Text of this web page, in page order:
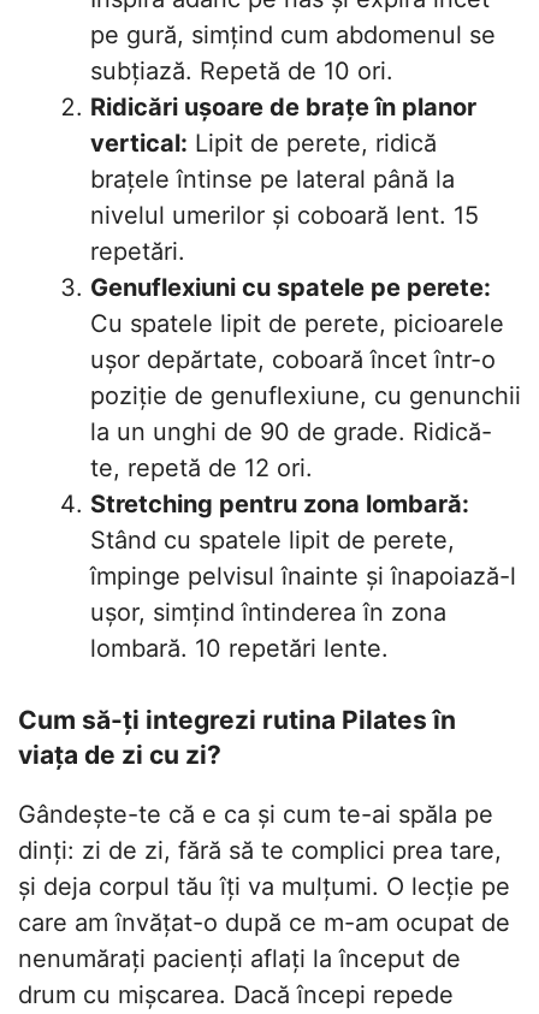
pe gură, simțind cum abdomenul se
subțiază. Repetă de 10 ori.
Ridicări ușoare de brațe în planor
vertical: Lipit de perete, ridică
brațele întinse pe lateral până la
nivelul umerilor și coboară lent. 15
repetări.
Genuflexiuni cu spatele pe perete:
Cu spatele lipit de perete, picioarele
ușor depărtate, coboară încet într-o
poziție de genuflexiune, cu genunchii
la un unghi de 90 de grade. Ridică-
te, repetă de 12 ori.
Stretching pentru zona lombară:
Stând cu spatele lipit de perete,
împinge pelvisul înainte și înapoiază-l
ușor, simțind întinderea în zona
lombară. 10 repetări lente.
Cum să-ți integrezi rutina Pilates în
viața de zi cu zi?
Gândește-te că e ca și cum te-ai spăla pe
dinți: zi de zi, fără să te complici prea tare,
și deja corpul tău îți va mulțumi. O lecție pe
care am învățat-o după ce m-am ocupat de
nenumărați pacienți aflați la început de
drum cu mișcarea. Dacă începi repede